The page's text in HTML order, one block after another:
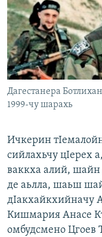
Дагестанера
1999-чу шарахь
Ичкерин
сийлахьчу цIерех
ваккха алий, шайн
де аьлла, шаьш
дIакхайкхийначу
Кишмария Анасе
омбудсмено Цгоев